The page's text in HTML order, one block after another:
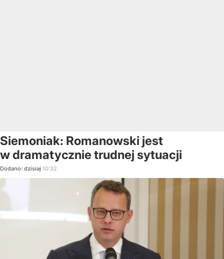
Siemoniak: Romanowski jest
w dramatycznie trudnej sytuacji
Dodano: dzisiaj 10:32